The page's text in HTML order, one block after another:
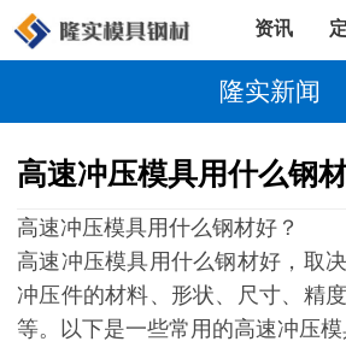
资讯
隆实新闻
高速冲压模具用什么钢
高速冲压模具用什么钢材好？
高速冲压模具用什么钢材好，取
冲压件的材料、形状、尺寸、精
等。以下是一些常用的高速冲压模